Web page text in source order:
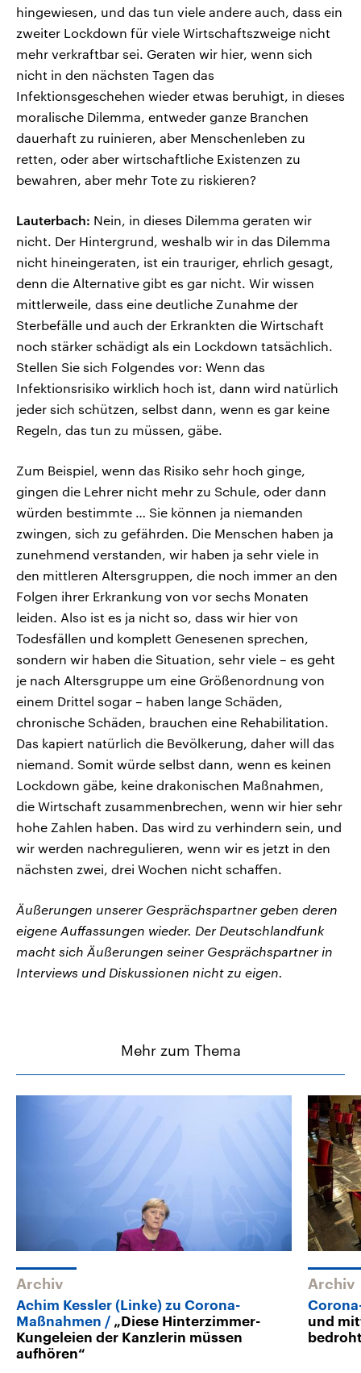
hingewiesen, und das tun viele andere auch, dass ein
zweiter Lockdown für viele Wirtschaftszweige nicht
mehr verkraftbar sei. Geraten wir hier, wenn sich
nicht in den nächsten Tagen das
Infektionsgeschehen wieder etwas beruhigt, in dieses
moralische Dilemma, entweder ganze Branchen
dauerhaft zu ruinieren, aber Menschenleben zu
retten, oder aber wirtschaftliche Existenzen zu
bewahren, aber mehr Tote zu riskieren?
Lauterbach: Nein, in dieses Dilemma geraten wir
nicht. Der Hintergrund, weshalb wir in das Dilemma
nicht hineingeraten, ist ein trauriger, ehrlich gesagt,
denn die Alternative gibt es gar nicht. Wir wissen
mittlerweile, dass eine deutliche Zunahme der
Sterbefälle und auch der Erkrankten die Wirtschaft
noch stärker schädigt als ein Lockdown tatsächlich.
Stellen Sie sich Folgendes vor: Wenn das
Infektionsrisiko wirklich hoch ist, dann wird natürlich
jeder sich schützen, selbst dann, wenn es gar keine
Regeln, das tun zu müssen, gäbe.
Zum Beispiel, wenn das Risiko sehr hoch ginge,
gingen die Lehrer nicht mehr zu Schule, oder dann
würden bestimmte … Sie können ja niemanden
zwingen, sich zu gefährden. Die Menschen haben ja
zunehmend verstanden, wir haben ja sehr viele in
den mittleren Altersgruppen, die noch immer an den
Folgen ihrer Erkrankung von vor sechs Monaten
leiden. Also ist es ja nicht so, dass wir hier von
Todesfällen und komplett Genesenen sprechen,
sondern wir haben die Situation, sehr viele – es geht
je nach Altersgruppe um eine Größenordnung von
einem Drittel sogar – haben lange Schäden,
chronische Schäden, brauchen eine Rehabilitation.
Das kapiert natürlich die Bevölkerung, daher will das
niemand. Somit würde selbst dann, wenn es keinen
Lockdown gäbe, keine drakonischen Maßnahmen,
die Wirtschaft zusammenbrechen, wenn wir hier sehr
hohe Zahlen haben. Das wird zu verhindern sein, und
wir werden nachregulieren, wenn wir es jetzt in den
nächsten zwei, drei Wochen nicht schaffen.
Äußerungen unserer Gesprächspartner geben deren
eigene Auffassungen wieder. Der Deutschlandfunk
macht sich Äußerungen seiner Gesprächspartner in
Interviews und Diskussionen nicht zu eigen.
Mehr zum Thema
Archiv
Achim Kessler (Linke) zu Corona-
Maßnahmen
„Diese Hinterzimmer-
Kungeleien der Kanzlerin müssen
aufhören“
Archiv
und